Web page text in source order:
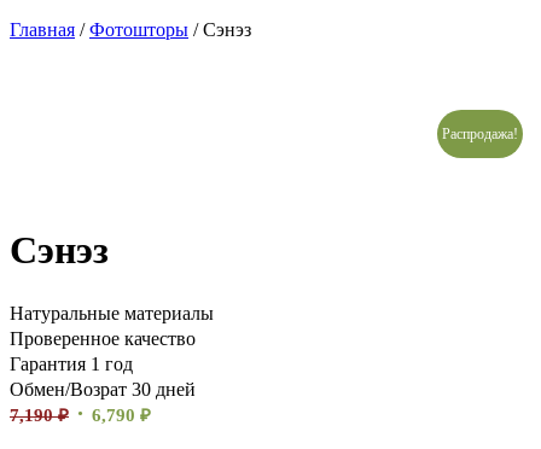
Главная /Фотошторы / Сэнэз
Распродажа!
Сэнэз
Натуральные материалы
Проверенное качество
Гарантия 1 год
Обмен/Возрат 30 дней
7,190₽ 6,790 ₽